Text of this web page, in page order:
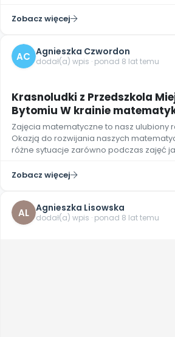
Zobacz więcej
AC Agnieszka Czwordon
dodał(a) wpis · ponad 8 lat temu
Krasnoludki z Przedszkola
Bytomiu W krainie
Zajęcia matematyczne to nasz ulubiony
Okazją do rozwijania naszych
różne sytuacje zarówno podczas zajęć
Zobacz więcej
AL Agnieszka Lisowska
dodał(a) wpis · ponad 8 lat temu